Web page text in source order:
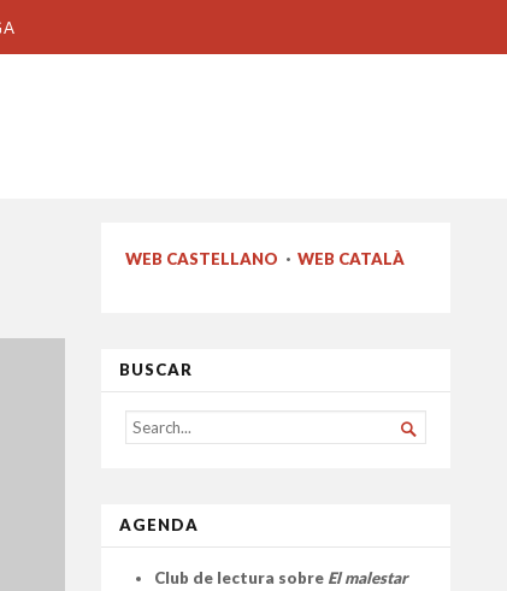
WEB CASTELLANO · WEB CATALÀ
BUSCAR
SEARCH
FOR...

AGENDA
Club de lectura sobre El malestar